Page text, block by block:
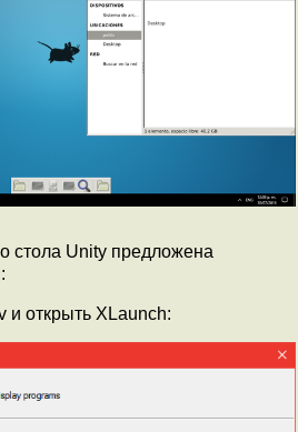
стола Unity предложена
и открыть XLaunch: